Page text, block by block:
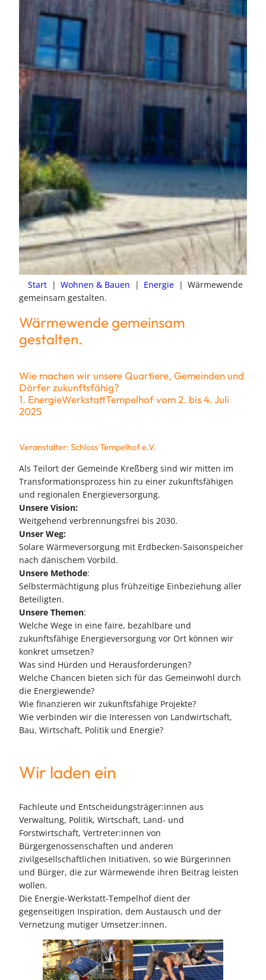
Start | Wohnen & Bauen | Energie | Wärmewende
gemeinsam gestalten.
Wärmewende gemeinsam
gestalten.
Wie machen wir unsere Quartiere, Gemeinden und
Dörfer zukunftsfähig?
1. EnergieWerkstattTempelhof vom 2. bis 4. Juli
2025
Veranstalter: Schloss Tempelhof e.V.
Als Teilort der Gemeinde Kreßberg sind wir mitten im
Transformationsprozess hin zu einer zukunftsfähigen
und regionalen Energieversorgung.
Unsere Vision:
Weitgehend verbrennungsfrei bis 2030.
Unser Weg:
Solare Wärmeversorgung mit Erdbecken-Saisonspeicher
nach dänischem Vorbild.
Unsere Methode:
Selbstermächtigung plus frühzeitige Einbeziehung aller
Beteiligten.
Unsere Themen:
Welche Wege in eine faire, bezahlbare und
zukunftsfähige Energieversorgung vor Ort können wir
konkret umsetzen?
Was sind Hürden und Herausforderungen?
Welche Chancen bieten sich für das Gemeinwohl durch
die Energiewende?
Wie finanzieren wir zukunftsfähige Projekte?
Wie verbinden wir die Interessen von Landwirtschaft,
Bau, Wirtschaft, Politik und Energie?
Wir laden ein
Fachleute und Entscheidungsträger:innen aus
Verwaltung, Politik, Wirtschaft, Land- und
Forstwirtschaft, Vertreter:innen von
Bürgergenossenschaften und anderen
zivilgesellschaftlichen Initiativen, so wie Bürgerinnen
und Bürger, die zur Wärmewende ihren Beitrag leisten
wollen.
Die Energie-Werkstatt-Tempelhof dient der
gegenseitigen Inspiration, dem Austausch und der
Vernetzung mutiger Umsetzer:innen.